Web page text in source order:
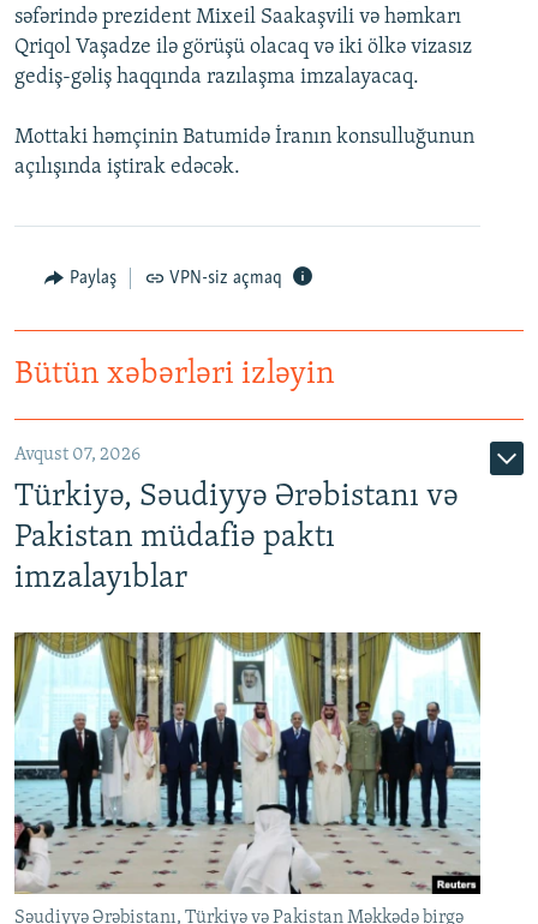
FOTOQALEREYA
İNFOQRAFIKA
OXU ZALI
AZƏRBAYCAN ƏDƏBIYYATI KITABXANASI
İZ - MƏDƏNIYYƏT PROQRAMI
HAQQIMIZDA
MISSIYAMIZ
MATERIALLARIMIZDAN ISTIFADƏ
XƏBƏR BÜLLETENLƏRIMIZ
BIZI IZLƏ
səfərində prezident Mixeil Saakaşvili və həmkarı
Qriqol Vaşadze ilə görüşü olacaq və iki ölkə vizasız
gediş-gəliş haqqında razılaşma imzalayacaq.
Mottaki həmçinin Batumidə İranın konsulluğunun
açılışında iştirak edəcək.
Paylaş VPN-siz açmaq
Bütün xəbərləri izləyin
Avqust 07, 2026
Türkiyə, Səudiyyə Ərəbistanı və
Pakistan müdafiə paktı
imzalayıblar
Səudiyyə Ərəbistanı, Türkiyə və Pakistan Məkkədə birgə